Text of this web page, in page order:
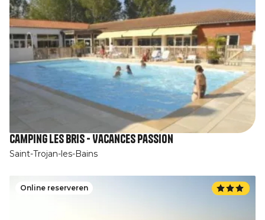
Camping les Bris - Vacances Passion
Saint-Trojan-les-Bains
Online reserveren